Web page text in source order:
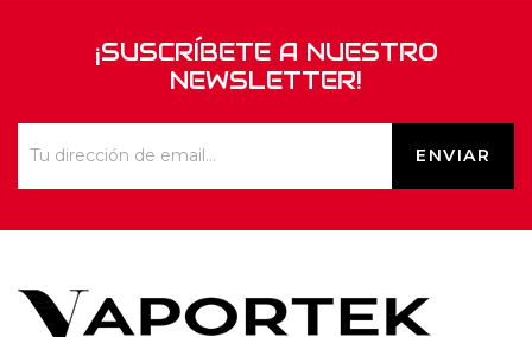
¡SUSCRÍBETE A NUESTRO
NEWSLETTER!